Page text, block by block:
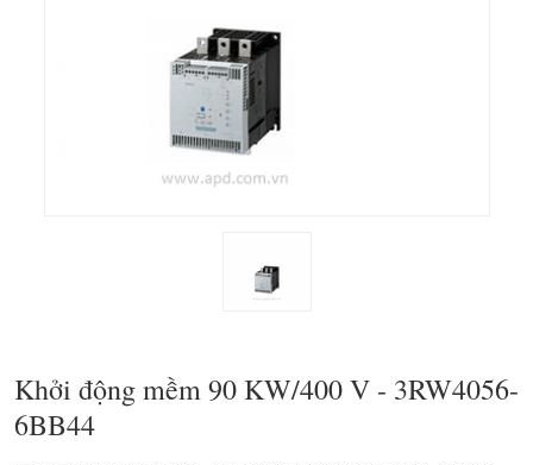
Khởi động mềm 90 KW/400 V - 3RW4056-
6BB44